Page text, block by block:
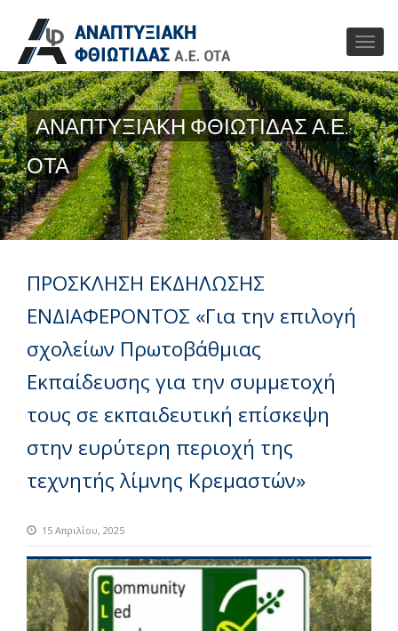
ΑΝΑΠΤΥΞΙΑΚΗ ΦΘΙΩΤΙΔΑΣ Α.Ε.
ΟΤΑ
ΠΡΟΣΚΛΗΣΗ ΕΚΔΗΛΩΣΗΣ
ΕΝΔΙΑΦΕΡΟΝΤΟΣ «Για την επιλογή
σχολείων Πρωτοβάθμιας
Εκπαίδευσης για την συμμετοχή
τους σε εκπαιδευτική επίσκεψη
στην ευρύτερη περιοχή της
τεχνητής λίμνης Κρεμαστών»
15 Απριλίου, 2025